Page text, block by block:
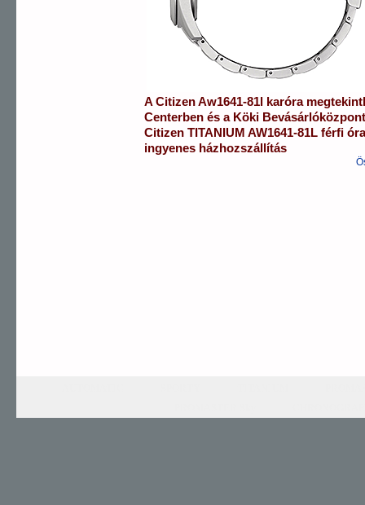
ACitizen Aw1641-81l karóra
Centerben és a Köki
Citizen TITANIUM AW1641-81L férfi
ingyenes házhozszállítás